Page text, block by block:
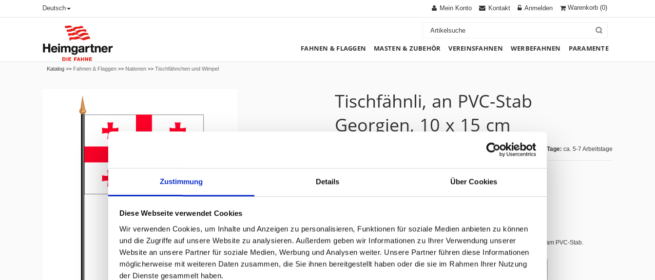
Zustimmung Details Über Cookies
Diese Webseite verwendet Cookies
Wir verwenden Cookies, um Inhalte und Anzeigen zu personalisieren, Funktionen für soziale Medien anbieten zu können
und die Zugriffe auf unsere Website zu analysieren. Außerdem geben wir Informationen zu Ihrer Verwendung unserer
Website an unsere Partner für soziale Medien, Werbung und Analysen weiter. Unsere Partner führen diese Informationen
möglicherweise mit weiteren Daten zusammen, die Sie ihnen bereitgestellt haben oder die sie im Rahmen Ihrer Nutzung
der Dienste gesammelt haben.
Deutsch Warenkorb (0)
Mein Konto Kontakt Anmelden
FAHNEN & FLAGGEN MASTEN & ZUBEHÖR VEREINSFAHNEN WERBEFAHNEN PARAMENTE
Katalog >> Fahnen & Flaggen >> Nationen >> Tischfähnchen und Wimpel
Hover to zoom
Tischfähnli, an PVC-Stab
Georgien, 10 x 15 cm
Lieferzeit Tage: ca. 5-7 Arbeitstage
9.15 CHF
Art.Nr: A002707
2430.10
aus Polyestergewebe 65 gr/m2, bedruckt, seitlich mit Schlauf für das Befestigen am PVC-Stab.
In den Warenkorb